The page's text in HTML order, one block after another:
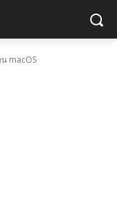
macOS